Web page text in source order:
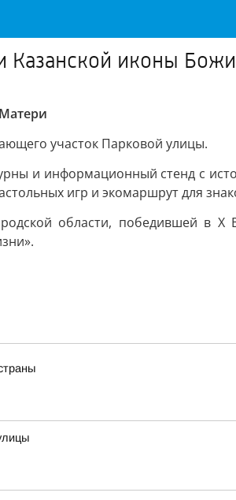
Казанской иконы
участок Парковой улицы.
и информационный стенд с
игр и экомаршрут для
области, победившей в X